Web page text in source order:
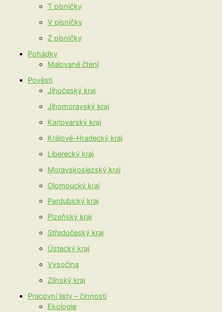
T písničky
V písničky
Z písničky
Pohádky
Malované čtení
Pověsti
Jihočeský kraj
Jihomoravský kraj
Karlovarský kraj
Králové-Hradecký kraj
Liberecký kraj
Moravskoslezský kraj
Olomoucký kraj
Pardubický kraj
Plzeňský kraj
Středočeský kraj
Ústecký kraj
Vysočina
Zlínský kraj
Pracovní listy – činnosti
Ekologie